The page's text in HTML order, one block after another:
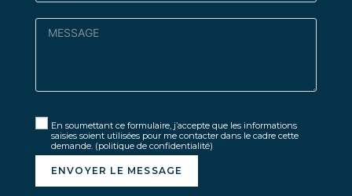
En soumettant ce formulaire, j’accepte que les informations
saisies soient utilisées pour me contacter dans le cadre cette
demande. (politique de confidentialité)
ENVOYER LE MESSAGE